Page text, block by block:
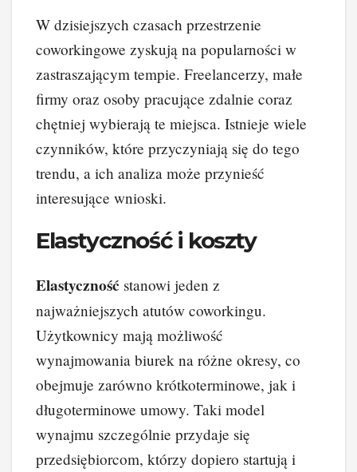
W dzisiejszych czasach przestrzenie
coworkingowe zyskują na popularności w
zastraszającym tempie. Freelancerzy, małe
firmy oraz osoby pracujące zdalnie coraz
chętniej wybierają te miejsca. Istnieje wiele
czynników, które przyczyniają się do tego
trendu, a ich analiza może przynieść
interesujące wnioski.
Elastyczność i koszty
Elastyczność stanowi jeden z
najważniejszych atutów coworkingu.
Użytkownicy mają możliwość
wynajmowania biurek na różne okresy, co
obejmuje zarówno krótkoterminowe, jak i
długoterminowe umowy. Taki model
wynajmu szczególnie przydaje się
przedsiębiorcom, którzy dopiero startują i